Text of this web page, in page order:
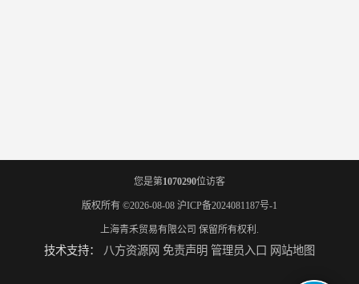
您是第1070290位访客
版权所有 ©2026-08-08 沪ICP备2024081187号-1
上海青禾贸易有限公司 保留所有权利.
技术支持： 八方资源网 免责声明 管理员入口 网站地图